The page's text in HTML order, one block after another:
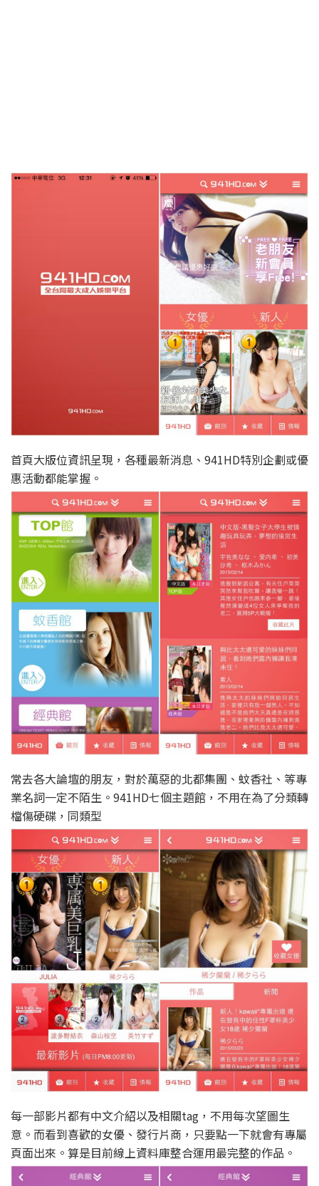
首頁大版位資訊呈現，各種最新消息、941HD特別企劃或優
惠活動都能掌握。
常去各大論壇的朋友，對於萬惡的北都集團、蚊香社、等專
業名詞一定不陌生。941HD七個主題館，不用在為了分類轉
檔傷硬碟，同類型
每一部影片都有中文介紹以及相關tag，不用每次望圖生
意。而看到喜歡的女優、發行片商，只要點一下就會有專屬
頁面出來。算是目前線上資料庫整合運用最完整的作品。